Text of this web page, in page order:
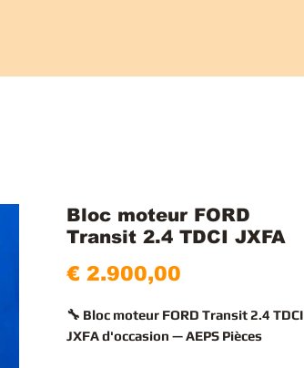
Bloc moteur FORD
Transit 2.4 TDCI JXFA
€ 2.900,00
🔧 Bloc moteur FORD Transit 2.4 TDCI
JXFA d'occasion — AEPS Pièces